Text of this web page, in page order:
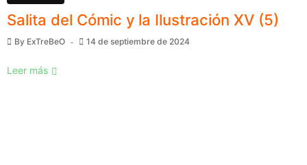
Salita del Cómic y la Ilustración XV (5)
By ExTreBeO 14 de septiembre de 2024
Leer más